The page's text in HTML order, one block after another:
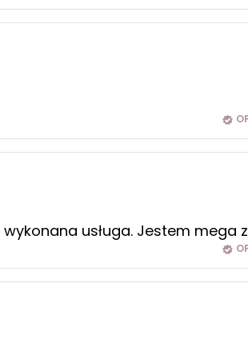
usługa. Jestem mega